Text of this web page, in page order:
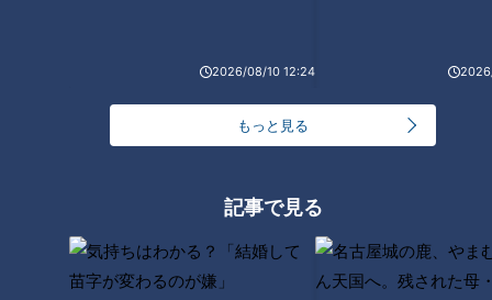
2026/08/10 12:24
もっと見る
記事で見る